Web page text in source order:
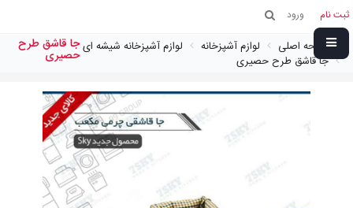
ثبت نام ورود
صفحه اصلی لوازم آشپزخانه
لوازم آشپزخانه شیشه ای
جا قاشق طرح حصيری
جا قاشق طرح
حصيری